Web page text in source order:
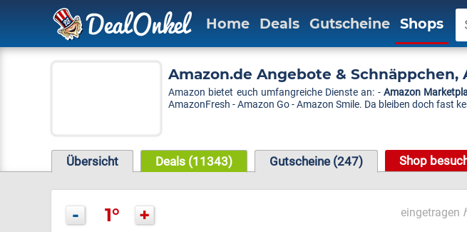
Home Deals Gutscheine Shops
Amazon.de Angebote & Schnäppchen,
Amazon bietet euch umfangreiche Dienste an: - Amazon
AmazonFresh - Amazon Go - Amazon Smile. Da bleiben doch fast
Übersicht Deals (11343) Gutscheine (247) Shop
- 1° + eingetragen